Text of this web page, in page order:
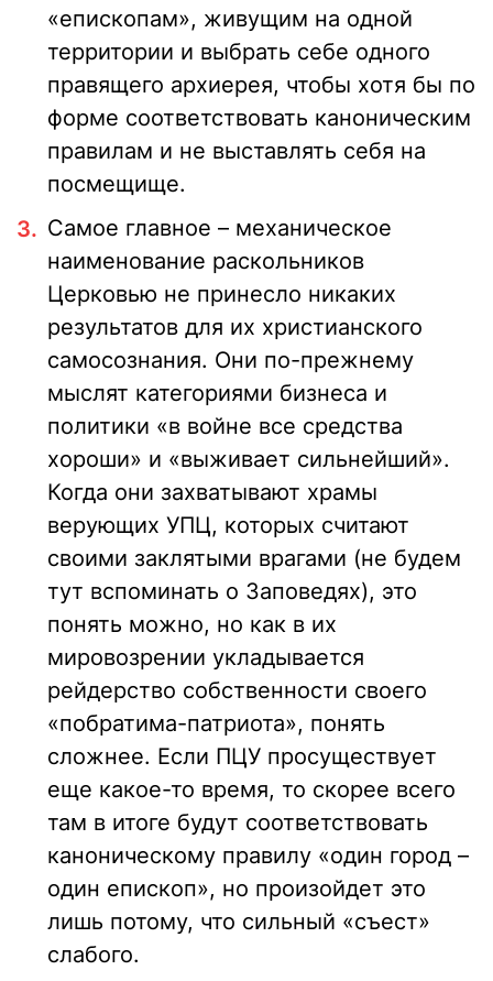
«епископам», живущим на одной
территории и выбрать себе одного
правящего архиерея, чтобы хотя бы по
форме соответствовать каноническим
правилам и не выставлять себя на
посмещище.
Самое главное – механическое
наименование раскольников
Церковью не принесло никаких
результатов для их христианского
самосознания. Они по-прежнему
мыслят категориями бизнеса и
политики «в войне все средства
хороши» и «выживает сильнейший».
Когда они захватывают храмы
верующих УПЦ, которых считают
своими заклятыми врагами (не будем
тут вспоминать о Заповедях), это
понять можно, но как в их
мировозрении укладывается
рейдерство собственности своего
«побратима-патриота», понять
сложнее. Если ПЦУ просуществует
еще какое-то время, то скорее всего
там в итоге будут соответствовать
каноническому правилу «один город –
один епископ», но произойдет это
лишь потому, что сильный «съест»
слабого.